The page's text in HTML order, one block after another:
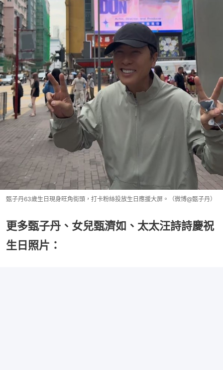
甄子丹63歲生日現身旺角街頭，打卡粉絲投放生日應援大屏。（微博@甄子丹）
更多甄子丹、女兒甄濟如、太太汪詩詩慶祝
生日照片：